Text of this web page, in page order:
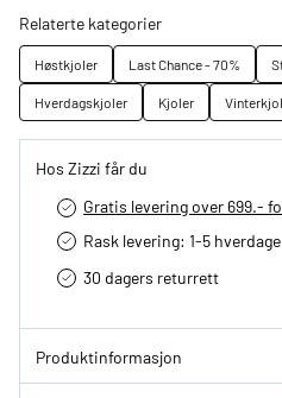
Relaterte kategorier
Høstkjoler Last Chance - 70%
Hverdagskjoler
Kjoler
Hos Zizzi får du
Gratis levering over 699.-
Rask levering: 1-5
30 dagers returrett
Produktinformasjon